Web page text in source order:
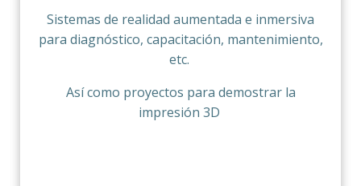
Sistemas de realidad aumentada e inmersiva
para diagnóstico, capacitación, mantenimiento,
etc.
Así como proyectos para demostrar la
impresión 3D